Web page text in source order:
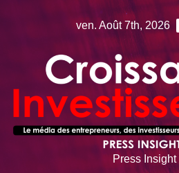
ven. Août 7th, 2026
Press Insight